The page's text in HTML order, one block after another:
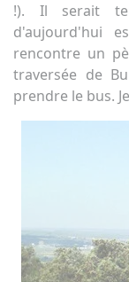
!). Il serait
d'aujourd'hui
rencontre un
traversée de
prendre le bus.